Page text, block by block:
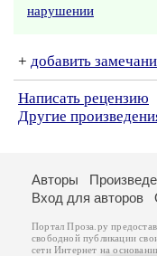
нарушении
+ добавить
Написать рецензию
Другие
Авторы
Вход для авторов
Портал Проза.ру
свободной публикации
сети Интернет на